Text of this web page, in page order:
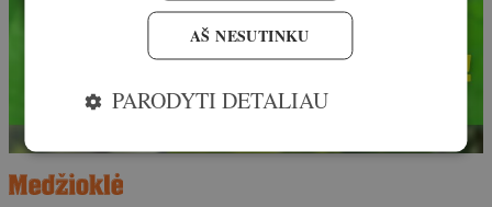
AŠ NESUTINKU
PARODYTI DETALIAU